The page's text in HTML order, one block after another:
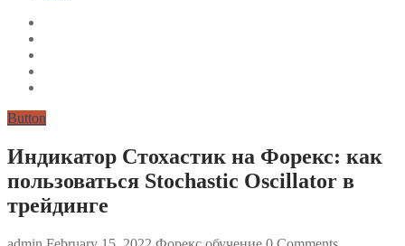
Button
Индикатор Стохастик на Форекс: как
пользоваться Stochastic Oscillator в
трейдинге